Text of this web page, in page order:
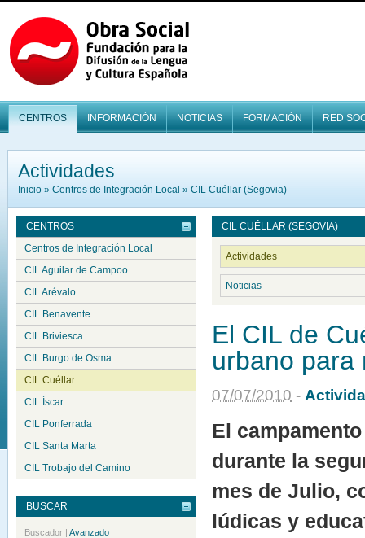
CENTROS INFORMACIÓN NOTICIAS FORMACIÓN RED
Actividades
Inicio » Centros de Integración Local » CIL Cuéllar (Segovia)
CENTROS
Centros de Integración Local
CIL Aguilar de Campoo
CIL Arévalo
CIL Benavente
CIL Briviesca
CIL Burgo de Osma
CIL Cuéllar
CIL Íscar
CIL Ponferrada
CIL Santa Marta
CIL Trobajo del Camino
BUSCAR
Buscador | Avanzado
CIL CUÉLLAR (SEGOVIA)
Actividades
Noticias
El CIL de
urbano para
07/07/2010 -
El
durante la
mes de Julio,
lúdicas y